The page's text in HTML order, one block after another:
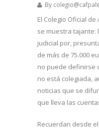
By
El Colegio Oficial
se muestra tajante:
judicial por,
de más de 75.000
no puede definirse
no está colegiada,
noticias que se
que lleva las
Recuerdan desde